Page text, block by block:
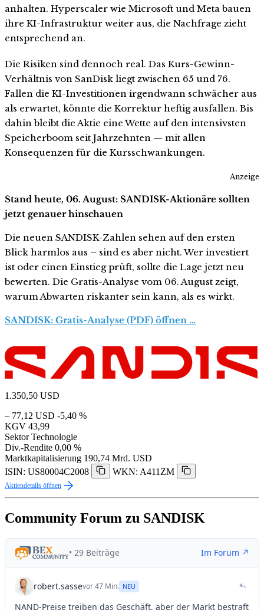
anhalten. Hyperscaler wie Microsoft und Meta bauen
ihre KI-Infrastruktur weiter aus, die Nachfrage zieht
entsprechend an.
Die Risiken sind dennoch real. Das Kurs-Gewinn-
Verhältnis von SanDisk liegt zwischen 65 und 76.
Fallen die KI-Investitionen irgendwann schwächer aus
als erwartet, könnte die Korrektur heftig ausfallen. Bis
dahin bleibt die Aktie eine Wette auf den intensivsten
Speicherboom seit Jahrzehnten — mit allen
Konsequenzen für die Kursschwankungen.
Anzeige
Stand heute, 06. August: SANDISK-Aktionäre sollten
jetzt genauer hinschauen
Die neuen SANDISK-Zahlen sehen auf den ersten
Blick harmlos aus – sind es aber nicht. Wer investiert
ist oder einen Einstieg prüft, sollte die Lage jetzt neu
bewerten. Die Gratis-Analyse vom 06. August zeigt,
warum Abwarten riskanter sein kann, als es wirkt.
SANDISK: Gratis-Analyse (PDF) öffnen …
1.350,50 USD
– 77,12 USD -5,40 %
KGV 43,99
Sektor Technologie
Div.-Rendite 0,00 %
Marktkapitalisierung 190,74 Mrd. USD
ISIN: US80004C2008
WKN: A411ZM
Aktiendetails öffnen
Community Forum zu SANDISK